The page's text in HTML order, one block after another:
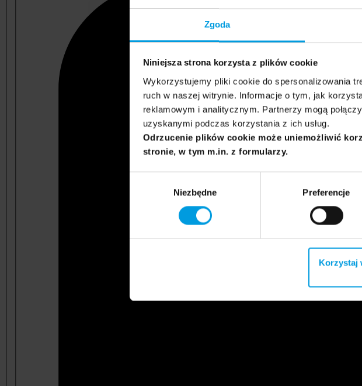
Zgoda
Niniejsza strona korzysta z plików cookie
Wykorzystujemy pliki cookie do spersonalizowania
ruch w naszej witrynie. Informacje o tym, jak
reklamowym i analitycznym. Partnerzy mogą
uzyskanymi podczas korzystania z ich usług.
Odrzucenie plików cookie może uniemożliwić
stronie, w tym m.in. z formularzy.
Niezbędne Preferencje
Korzystaj